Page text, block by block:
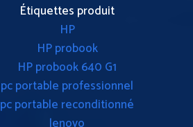
Étiquettes produit
HP
HP probook
HP probook 640 G1
pc portable professionnel
pc portable reconditionné